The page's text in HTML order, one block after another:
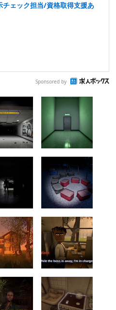
チェック担当/資格取得支援あ
Sponsored by